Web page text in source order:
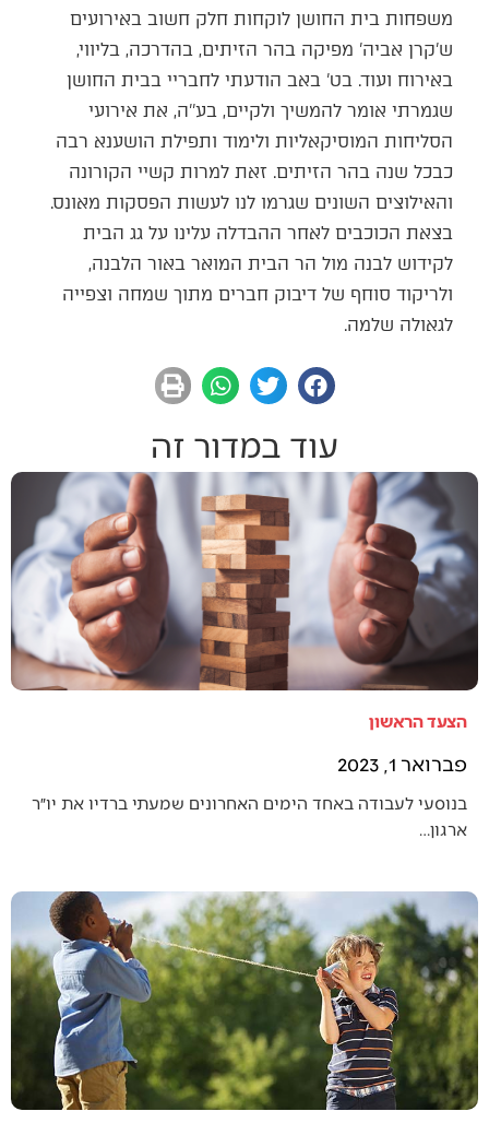
משפחות בית החושן לוקחות חלק חשוב באירועים
ש’קרן אביה’ מפיקה בהר הזיתים, בהדרכה, בליווי,
באירוח ועוד. בט’ באב הודעתי לחבריי בבית החושן
שגמרתי אומר להמשיך ולקיים, בע’’ה, את אירועי
הסליחות המוסיקאליות ולימוד ותפילת הושענא רבה
כבכל שנה בהר הזיתים. זאת למרות קשיי הקורונה
והאילוצים השונים שגרמו לנו לעשות הפסקות מאונס.
בצאת הכוכבים לאחר ההבדלה עלינו על גג הבית
לקידוש לבנה מול הר הבית המואר באור הלבנה,
ולריקוד סוחף של דיבוק חברים מתוך שמחה וצפייה
לגאולה שלמה.
עוד במדור זה
הצעד הראשון
פברואר 1, 2023
בנוסעי לעבודה באחד הימים האחרונים שמעתי ברדיו את יו״ר
ארגון…